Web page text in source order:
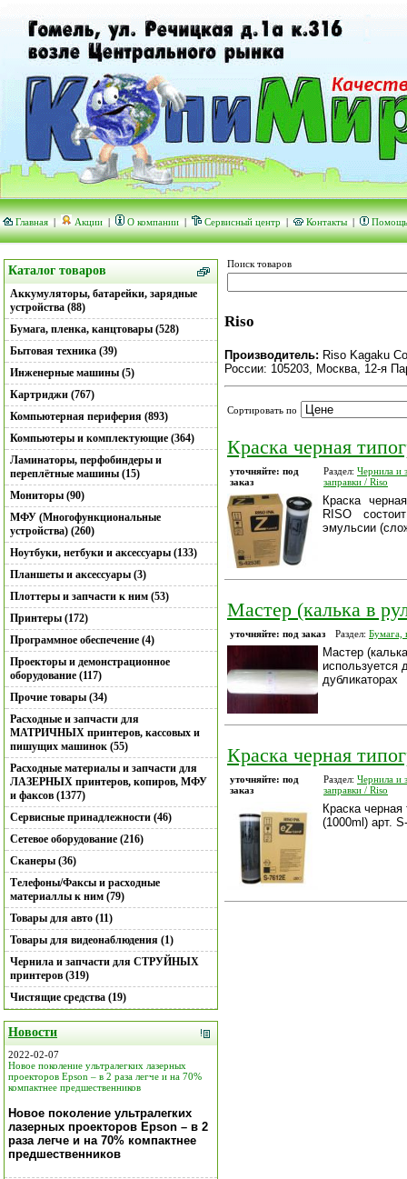
Главная | Акции | О компании | Сервисный центр | Контакты | Помощь
Каталог товаров
Аккумуляторы, батарейки, зарядные
устройства (88)
Бумага, пленка, канцтовары (528)
Бытовая техника (39)
Инженерные машины (5)
Картриджи (767)
Компьютерная периферия (893)
Компьютеры и комплектующие (364)
Ламинаторы, перфобиндеры и
переплётные машины (15)
Мониторы (90)
МФУ (Многофункциональные
устройства) (260)
Ноутбуки, нетбуки и аксессуары (133)
Планшеты и аксессуары (3)
Плоттеры и запчасти к ним (53)
Принтеры (172)
Программное обеспечение (4)
Проекторы и демонстрационное
оборудование (117)
Прочие товары (34)
Расходные и запчасти для
МАТРИЧНЫХ принтеров, кассовых и
пишущих машинок (55)
Расходные материалы и запчасти для
ЛАЗЕРНЫХ принтеров, копиров, МФУ
и факсов (1377)
Сервисные принадлежности (46)
Сетевое оборудование (216)
Сканеры (36)
Телефоны/Факсы и расходные
материаллы к ним (79)
Товары для авто (11)
Товары для видеонаблюдения (1)
Чернила и запчасти для СТРУЙНЫХ
принтеров (319)
Чистящие средства (19)
Новости
2022-02-07
Новое поколение ультралегких лазерных
проекторов Epson – в 2 раза легче и на 70%
компактнее предшественников
Новое поколение ультралегких
лазерных проекторов Epson – в 2
раза легче и на 70% компактнее
предшественников
Поиск товаров
Riso
Производитель: Riso Kagaku
России: 105203, Москва, 12-я
Сортировать по
Краска черная
уточняйте: под
заказ
Раздел: Чернила и
заправки / Riso
Краска
RISO
эмульсии
Мастер (калька в
уточняйте: под заказ Раздел: Бумага,
Мастер
используется
дубликаторах
Краска черная
уточняйте: под
заказ
Раздел: Чернила и
заправки / Riso
Краска
(1000ml) арт.